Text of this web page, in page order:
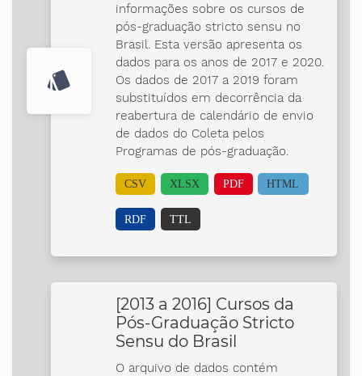
style
informações sobre os cursos de
pós-graduação stricto sensu no
Brasil. Esta versão apresenta os
dados para os anos de 2017 e 2020.
Os dados de 2017 a 2019 foram
substituídos em decorrência da
reabertura de calendário de envio
de dados do Coleta pelos
Programas de pós-graduação.
CSV XLSX PDF HTML
RDF TTL
[2013 a 2016] Cursos da
Pós-Graduação Stricto
Sensu do Brasil
O arquivo de dados contém